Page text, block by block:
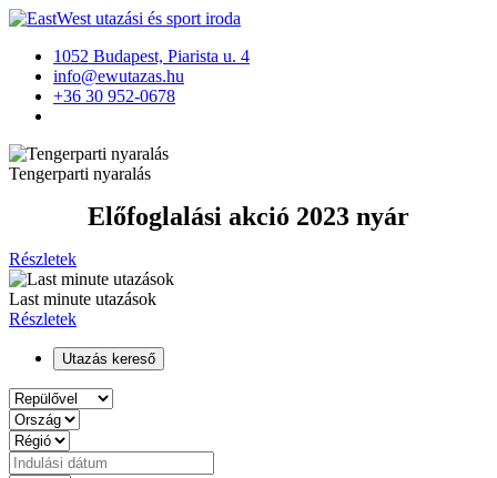
1052 Budapest, Piarista u. 4
info@ewutazas.hu
+36 30 952-0678
Tengerparti nyaralás
Előfoglalási akció 2023 nyár
Részletek
Last minute utazások
Részletek
Utazás kereső